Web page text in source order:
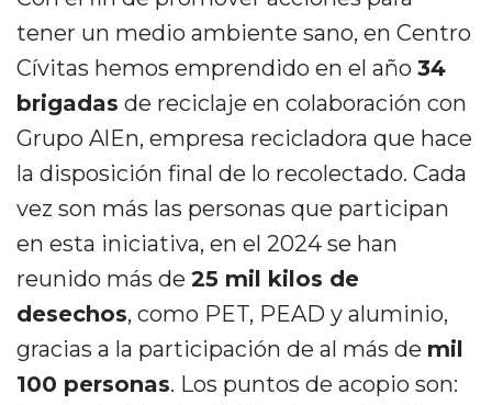
tener un medio ambiente sano, en Centro
Cívitas hemos emprendido en el año 34
brigadas de reciclaje en colaboración con
Grupo AlEn, empresa recicladora que hace
la disposición final de lo recolectado. Cada
vez son más las personas que participan
en esta iniciativa, en el 2024 se han
reunido más de 25 mil kilos de
desechos, como PET, PEAD y aluminio,
gracias a la participación de al más de mil
100 personas. Los puntos de acopio son: